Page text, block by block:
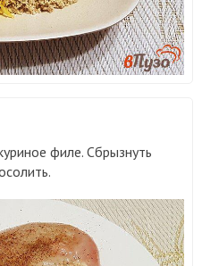
филе. Сбрызнуть